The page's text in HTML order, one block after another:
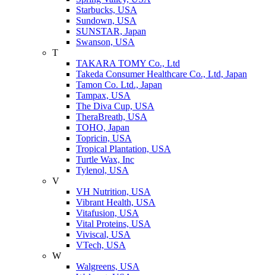
Starbucks, USA
Sundown, USA
SUNSTAR, Japan
Swanson, USA
T
TAKARA TOMY Co., Ltd
Takeda Consumer Healthcare Co., Ltd, Japan
Tamon Co. Ltd., Japan
Tampax, USA
The Diva Cup, USA
TheraBreath, USA
TOHO, Japan
Topricin, USA
Tropical Plantation, USA
Turtle Wax, Inc
Tylenol, USA
V
VH Nutrition, USA
Vibrant Health, USA
Vitafusion, USA
Vital Proteins, USA
Viviscal, USA
VTech, USA
W
Walgreens, USA